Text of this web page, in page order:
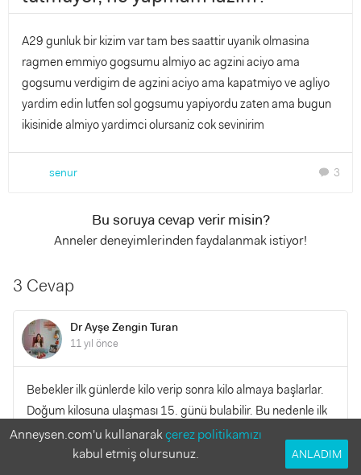
A29 gunluk bir kizim var tam bes saattir uyanik olmasina
ragmen emmiyo gogsumu almiyo ac agzini aciyo ama
gogsumu verdigim de agzini aciyo ama kapatmiyo ve agliyo
yardim edin lutfen sol gogsumu yapiyordu zaten ama bugun
ikisinide almiyo yardimci olursaniz cok sevinirim
senur chat 3
Bu soruya cevap verir misin?
Anneler deneyimlerinden faydalanmak istiyor!
3 Cevap
Dr Ayşe Zengin Turan
11 yıl önce
Bebekler ilk günlerde kilo verip sonra kilo almaya başlarlar.
Doğum kilosuna ulaşması 15. günü bulabilir. Bu nedenle ilk
1 aydaki kilo alımını 10-15 günlükten sonra değerlendirmek
daha uygun olur. undan sonraki kilo alımını takip edin. Hep
Anneysen.com'u kullanarakçerez politikamızı
kabul etmiş olursunuz.
ANLADIM